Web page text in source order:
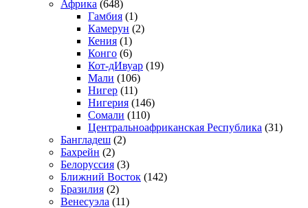
Африка (648)
Гамбия (1)
Камерун (2)
Кения (1)
Конго (6)
Кот-дИвуар (19)
Мали (106)
Нигер (11)
Нигерия (146)
Сомали (110)
Центральноафриканская Республика (31)
Бангладеш (2)
Бахрейн (2)
Белоруссия (3)
Ближний Восток (142)
Бразилия (2)
Венесуэла (11)